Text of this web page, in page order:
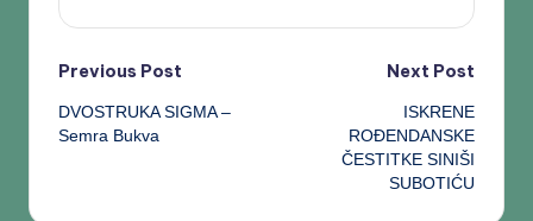
Previous Post
DVOSTRUKA SIGMA –
Semra Bukva
Next Post
ISKRENE
ROĐENDANSKE
ČESTITKE SINIŠI
SUBOTIĆU